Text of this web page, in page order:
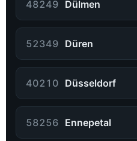
48249 Dülmen
52349 Düren
40210 Düsseldorf
58256 Ennepetal